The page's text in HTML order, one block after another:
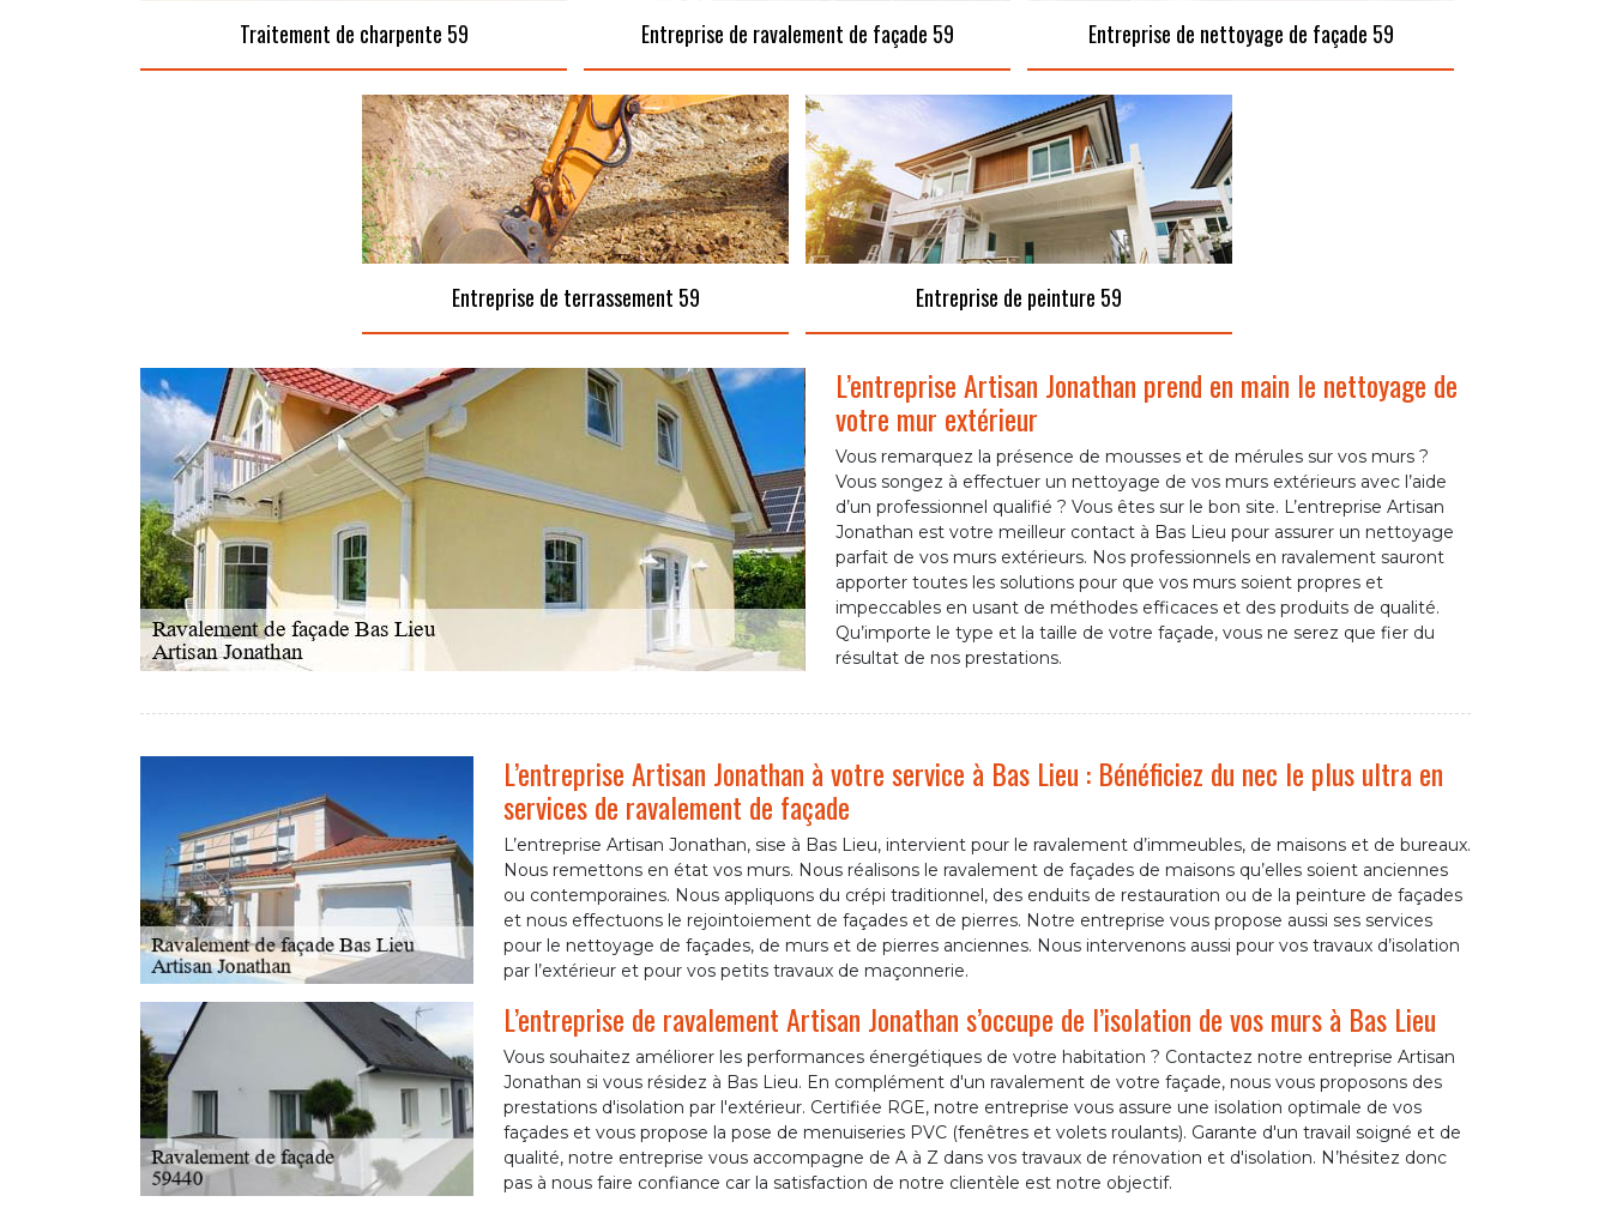
Traitement de charpente 59 Entreprise de ravalement de façade 59 Entreprise de nettoyage de façade 59
Entreprise de terrassement 59 Entreprise de peinture 59
L’entreprise Artisan Jonathan prend en main le nettoyage de
votre mur extérieur
Vous remarquez la présence de mousses et de mérules sur vos murs ?
Vous songez à effectuer un nettoyage de vos murs extérieurs avec l’aide
d’un professionnel qualifié ? Vous êtes sur le bon site. L’entreprise Artisan
Jonathan est votre meilleur contact à Bas Lieu pour assurer un nettoyage
parfait de vos murs extérieurs. Nos professionnels en ravalement sauront
apporter toutes les solutions pour que vos murs soient propres et
impeccables en usant de méthodes efficaces et des produits de qualité.
Qu’importe le type et la taille de votre façade, vous ne serez que fier du
résultat de nos prestations.
L’entreprise Artisan Jonathan à votre service à Bas Lieu : Bénéficiez du nec le plus ultra en
services de ravalement de façade
L’entreprise Artisan Jonathan, sise à Bas Lieu, intervient pour le ravalement d’immeubles, de maisons et de bureaux.
Nous remettons en état vos murs. Nous réalisons le ravalement de façades de maisons qu’elles soient anciennes
ou contemporaines. Nous appliquons du crépi traditionnel, des enduits de restauration ou de la peinture de façades
et nous effectuons le rejointoiement de façades et de pierres. Notre entreprise vous propose aussi ses services
pour le nettoyage de façades, de murs et de pierres anciennes. Nous intervenons aussi pour vos travaux d’isolation
par l’extérieur et pour vos petits travaux de maçonnerie.
L’entreprise de ravalement Artisan Jonathan s’occupe de l’isolation de vos murs à Bas Lieu
Vous souhaitez améliorer les performances énergétiques de votre habitation ? Contactez notre entreprise Artisan
Jonathan si vous résidez à Bas Lieu. En complément d'un ravalement de votre façade, nous vous proposons des
prestations d'isolation par l'extérieur. Certifiée RGE, notre entreprise vous assure une isolation optimale de vos
façades et vous propose la pose de menuiseries PVC (fenêtres et volets roulants). Garante d'un travail soigné et de
qualité, notre entreprise vous accompagne de A à Z dans vos travaux de rénovation et d'isolation. N’hésitez donc
pas à nous faire confiance car la satisfaction de notre clientèle est notre objectif.